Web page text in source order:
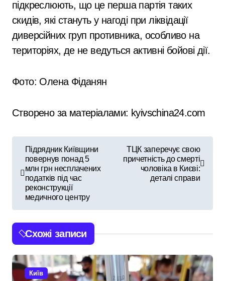
підкреслюють, що це перша партія таких
скидів, які стануть у нагоді при ліквідації
диверсійних груп противника, особливо на
територіях, де не ведуться активні бойові дії.
Фото: Олена Фіданян
Створено за матеріалами: kyivschina24.com
і
г
а
ц
Підрядник Київщини
повернув понад 5
млн грн несплачених
податків під час
реконструкції
медичного центру
ТЦК заперечує свою
причетність до смерті
чоловіка в Києві:
деталі справи
Схожі записи
Київ